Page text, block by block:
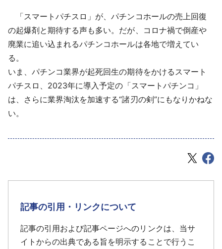
「スマートパチスロ」が、パチンコホールの売上回復
の起爆剤と期待する声も多い。だが、コロナ禍で倒産や
廃業に追い込まれるパチンコホールは各地で増えてい
る。
いま、パチンコ業界が起死回生の期待をかけるスマート
パチスロ、2023年に導入予定の「スマートパチンコ」
は、さらに業界淘汰を加速する“諸刃の剣”にもなりかねな
い。
記事の引用・リンクについて
記事の引用および記事ページへのリンクは、当サ
イトからの出典である旨を明示することで行うこ